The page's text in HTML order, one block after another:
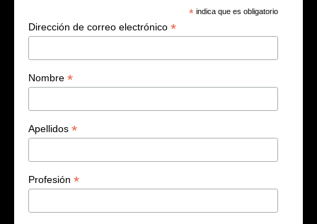
* indica que es obligatorio
Dirección de correo electrónico *
Nombre *
Apellidos *
Profesión *